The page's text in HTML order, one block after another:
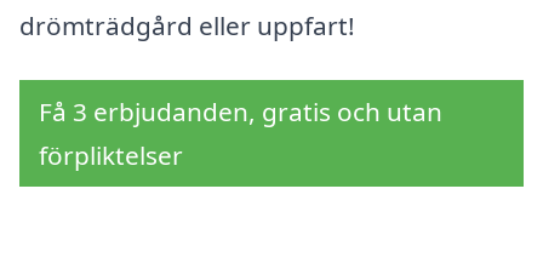
drömträdgård eller uppfart!
Få 3 erbjudanden, gratis och utan
förpliktelser